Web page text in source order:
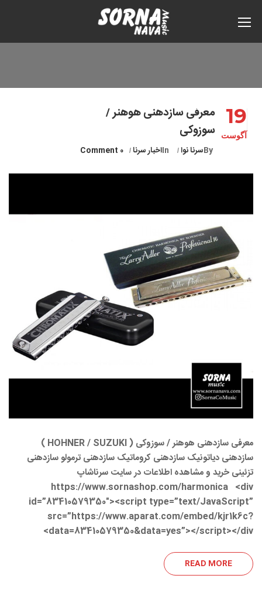
19
آگوست
معرفی سازدهنی هوهنر /
سوزوکی
Byسرنا نوا Inاخبار سرنا 0 Comment
معرفی سازدهنی هوهنر / سوزوکی ( HOHNER / SUZUKI )
سازدهنی دیاتونیک سازدهنی کروماتیک سازدهنی ترمولو سازدهنی
تزئینی خرید و مشاهده اطلاعات در سایت سرناشاپ
https://www.sornashop.com/harmonica <div
id=”83410579350″><script type=”text/JavaScript”
src=”https://www.aparat.com/embed/kjr1k6c?
data=83410579350&data=yes”></script></div>
READ MORE